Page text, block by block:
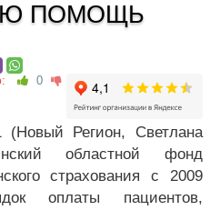
ПОМОЩЬ
0
(Новый Регион, Светлана
областной фонд
страхования с 2009
оплаты пациентов,